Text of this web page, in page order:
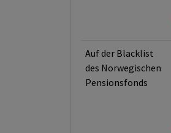
Auf der Blacklist
des Norwegischen
Pensionsfonds